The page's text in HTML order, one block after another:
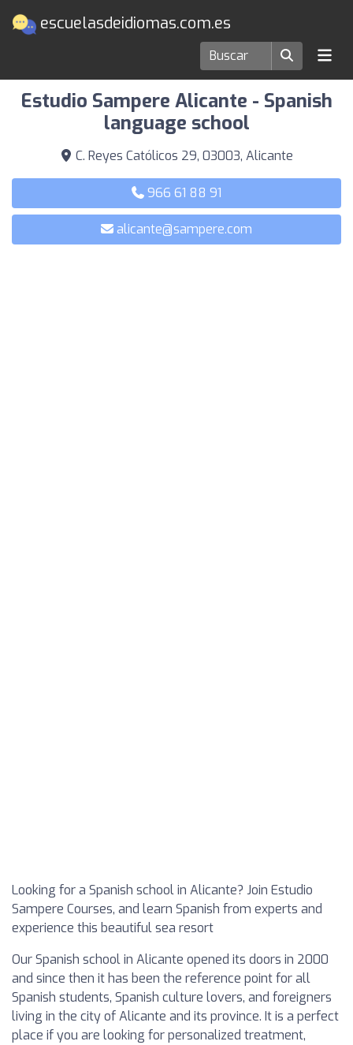
escuelasdeidiomas.com.es
Escuelas de idiomas en Alicante
Estudio Sampere Alicante - Spanish
language school
C. Reyes Católicos 29, 03003, Alicante
966 61 88 91
alicante@sampere.com
Looking for a Spanish school in Alicante? Join Estudio
Sampere Courses, and learn Spanish from experts and
experience this beautiful sea resort
Our Spanish school in Alicante opened its doors in 2000
and since then it has been the reference point for all
Spanish students, Spanish culture lovers, and foreigners
living in the city of Alicante and its province. It is a perfect
place if you are looking for personalized treatment,